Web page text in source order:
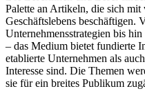
Palette an Artikeln, die sich mit
Geschäftslebens beschäftigen.
Unternehmensstrategien bis
– das Medium bietet fundierte
etablierte Unternehmen als
Interesse sind. Die Themen
sie für ein breites Publikum